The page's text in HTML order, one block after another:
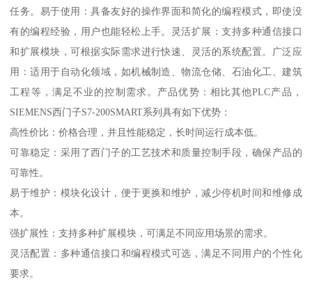
任务。易于使用：具备友好的操作界面和简化的编程模式，即使没
有的编程经验，用户也能轻松上手。灵活扩展：支持多种通信接口
和扩展模块，可根据实际需求进行快速、灵活的系统配置。广泛应
用：适用于自动化领域，如机械制造、物流仓储、石油化工、建筑
工程等，满足不业的控制需求。产品优势：相比其他PLC产品，
SIEMENS西门子S7-200SMART系列具有如下优势：
高性价比：价格合理，并且性能稳定，长时间运行成本低。
可靠稳定：采用了西门子的工艺技术和质量控制手段，确保产品的
可靠性。
易于维护：模块化设计，便于更换和维护，减少停机时间和维修成
本。
强扩展性：支持多种扩展模块，可满足不同应用场景的需求。
灵活配置：多种通信接口和编程模式可选，满足不同用户的个性化
要求。